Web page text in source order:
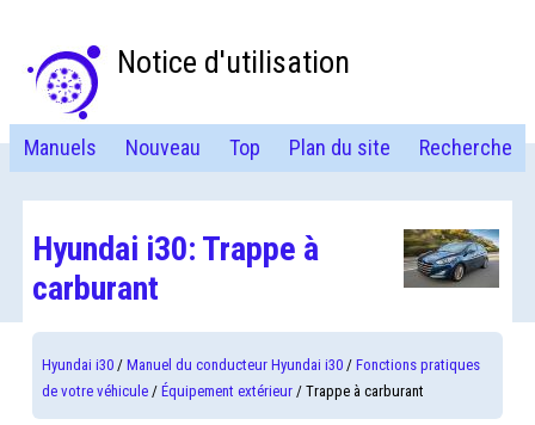
Notice d'utilisation
Manuels Nouveau Top Plan du site Recherche
Hyundai i30: Trappe à
carburant
Hyundai i30 /Manuel du conducteur Hyundai i30 /Fonctions pratiques
de votre véhicule /Équipement extérieur / Trappe à carburant